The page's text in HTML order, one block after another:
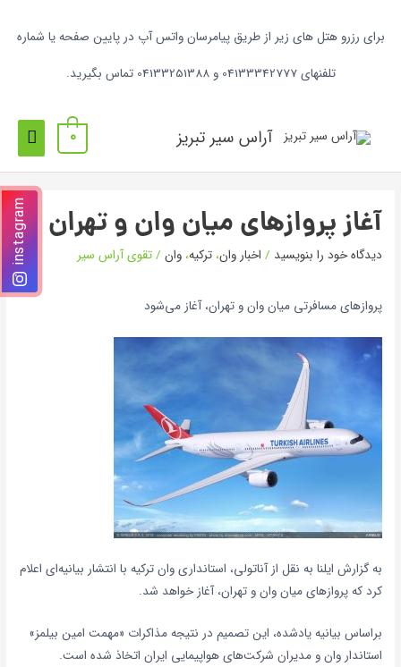
برای رزرو هتل های زیر از طریق پیامرسان واتس آپ در پایین صفحه یا شماره
تلفنهای 04133342777 و 04133251388 تماس بگیرید.
آراس سیر تبریز 0
آغاز پروازهای میان وان و تهران
دیدگاه‌ خود را بنویسید / اخبار وان،ترکیه،وان /تقوی آراس سیر
پروازهای مسافرتی میان وان و تهران، آغاز می‌شود
به گزارش ایلنا به نقل از آناتولی، استانداری وان ترکیه با انتشار بیانیه‌ای اعلام
کرد که پروازهای میان وان و تهران، آغاز خواهد شد.
براساس بیانیه یادشده، این تصمیم در نتیجه مذاکرات «مهمت امین بیلمز»
استاندار وان و مدیران شرکت‌های هواپیمایی ایران اتخاذ شده است.
instagram